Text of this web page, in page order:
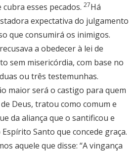
esses pecados. 27Há
expectativa do julgamento
que consumirá os inimigos.
a obedecer à lei de
sem misericórdia, com base no
ou três testemunhas.
maior será o castigo para quem
Deus, tratou como comum e
da aliança que o santificou e
Santo que concede graça.
aquele que disse: “A vingança